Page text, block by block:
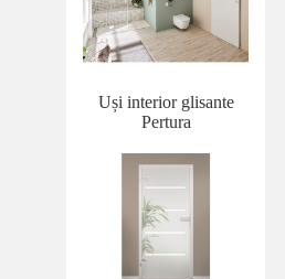
Uși interior glisante
Pertura